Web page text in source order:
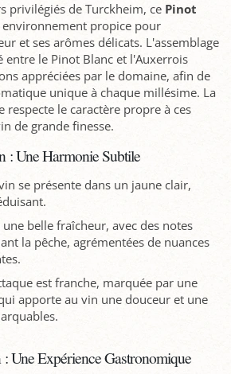
privilégiés de Turckheim, ce Pinot
propice pour
et ses arômes délicats. L'assemblage
le Pinot Blanc et l'Auxerrois
appréciées par le domaine, afin de
unique à chaque millésime. La
respecte le caractère propre à ces
de grande finesse.
: Une Harmonie Subtile
se présente dans un jaune clair,
belle fraîcheur, avec des notes
la pêche, agrémentées de nuances
est franche, marquée par une
apporte au vin une douceur et une
Une Expérience Gastronomique